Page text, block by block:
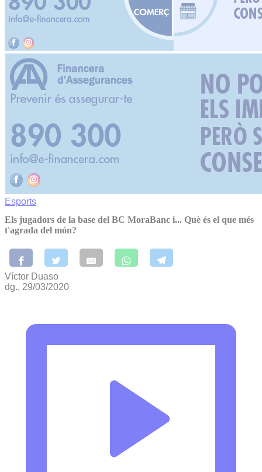
Esports
Els jugadors de la base del BC MoraBanc i... Què és el que més
t'agrada del món?
Víctor Duaso
dg., 29/03/2020